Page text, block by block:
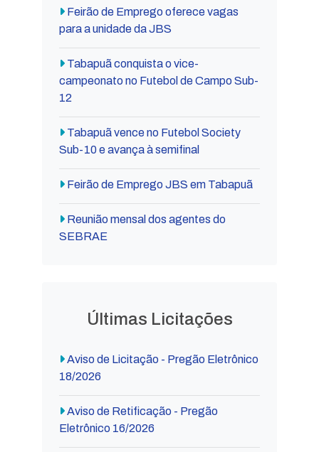
Feirão de Emprego oferece vagas
para a unidade da JBS
Tabapuã conquista o vice-
campeonato no Futebol de Campo Sub-
12
Tabapuã vence no Futebol Society
Sub-10 e avança à semifinal
Feirão de Emprego JBS em Tabapuã
Reunião mensal dos agentes do
SEBRAE
Últimas Licitações
Aviso de Licitação - Pregão Eletrônico
18/2026
Aviso de Retificação - Pregão
Eletrônico 16/2026